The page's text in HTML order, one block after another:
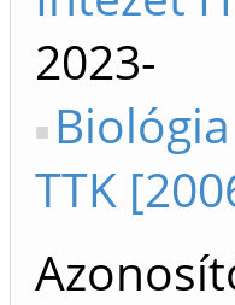
2023-
TTK